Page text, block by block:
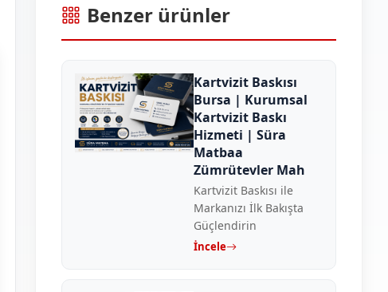
Benzer ürünler
Kartvizit Baskısı
Bursa | Kurumsal
Kartvizit Baskı
Hizmeti | Süra
Matbaa
Zümrütevler Mah
Kartvizit Baskısı ile
Markanızı İlk Bakışta
Güçlendirin
İncele